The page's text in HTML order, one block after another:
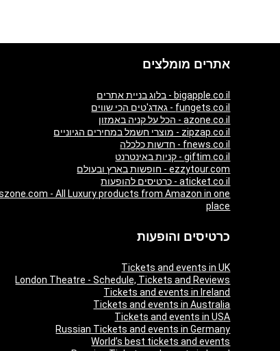
אתרים מומלצים
bigapple.co.il - בלוג בניית אתרים
fungets.co.il - גאדג'טים הכי שווים
azone.co.il - הכל על קניה באמזון
zipzap.co.il - מוצרי חשמל במחירים הגיוניים
fnews.co.il - חדשות כלכלה
giftim.co.il - קניות באינטרנט
ezzytour.com - חופשות בארץ ובעולם
aticket.co.il - כרטיסים להופעות
- All Luxury products from Amazon in one
place
כרטיסים והופעות
Tickets and events in UK
London Theatre - Schedule, Tickets and Reviews
Tickets and events in Ireland
Tickets and events in Australia
Tickets and events in USA
Russian Tickets and events in Germany
World’s best tickets and events